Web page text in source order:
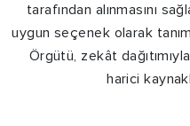
tarafından alınmasını
uygun seçenek olarak
Örgütü, zekât
harici